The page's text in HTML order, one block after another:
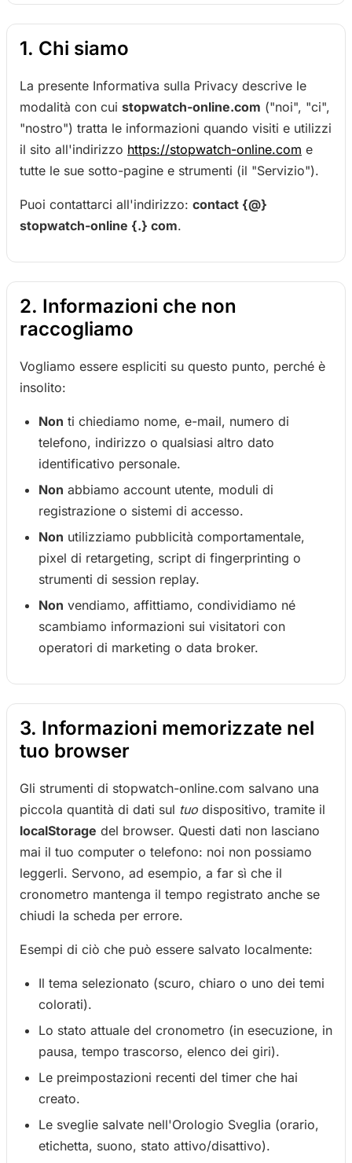
1. Chi siamo
La presente Informativa sulla Privacy descrive le
modalità con cui stopwatch-online.com ("noi", "ci",
"nostro") tratta le informazioni quando visiti e utilizzi
il sito all'indirizzo https://stopwatch-online.com e
tutte le sue sotto-pagine e strumenti (il "Servizio").
Puoi contattarci all'indirizzo: contact {@}
stopwatch-online {.} com.
2. Informazioni che non
raccogliamo
Vogliamo essere espliciti su questo punto, perché è
insolito:
Non ti chiediamo nome, e-mail, numero di
telefono, indirizzo o qualsiasi altro dato
identificativo personale.
Non abbiamo account utente, moduli di
registrazione o sistemi di accesso.
Non utilizziamo pubblicità comportamentale,
pixel di retargeting, script di fingerprinting o
strumenti di session replay.
Non vendiamo, affittiamo, condividiamo né
scambiamo informazioni sui visitatori con
operatori di marketing o data broker.
3. Informazioni memorizzate nel
tuo browser
Gli strumenti di stopwatch-online.com salvano una
piccola quantità di dati sul tuo dispositivo, tramite il
localStorage del browser. Questi dati non lasciano
mai il tuo computer o telefono: noi non possiamo
leggerli. Servono, ad esempio, a far sì che il
cronometro mantenga il tempo registrato anche se
chiudi la scheda per errore.
Esempi di ciò che può essere salvato localmente:
Il tema selezionato (scuro, chiaro o uno dei temi
colorati).
Lo stato attuale del cronometro (in esecuzione, in
pausa, tempo trascorso, elenco dei giri).
Le preimpostazioni recenti del timer che hai
creato.
Le sveglie salvate nell'Orologio Sveglia (orario,
etichetta, suono, stato attivo/disattivo).